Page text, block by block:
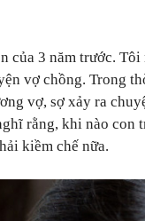
của 3 năm trước.
vợ chồng. Trong
vợ, sợ xảy ra
rằng, khi nào con
kiềm chế nữa.